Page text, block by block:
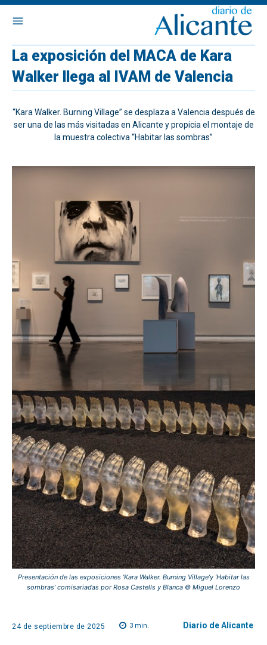
La exposición del MACA de Kara
Walker llega al IVAM de Valencia
“Kara Walker. Burning Village” se desplaza a Valencia después de
ser una de las más visitadas en Alicante y propicia el montaje de
la muestra colectiva “Habitar las sombras”
Presentación de las exposiciones ‘Kara Walker. Burning Village’y ‘Habitar las
sombras’ comisariadas por Rosa Castells y Blanca © Miguel Lorenzo
24 de septiembre de 2025 3 min. Diario de Alicante